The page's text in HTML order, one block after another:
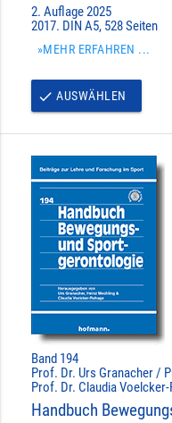
2. Auflage 2025
2017. DIN A5, 528 Seiten
»MEHR ERFAHREN ...
done AUSWÄHLEN
Band 194
Prof. Dr. Urs Granacher /
Prof. Dr. Claudia
Handbuch